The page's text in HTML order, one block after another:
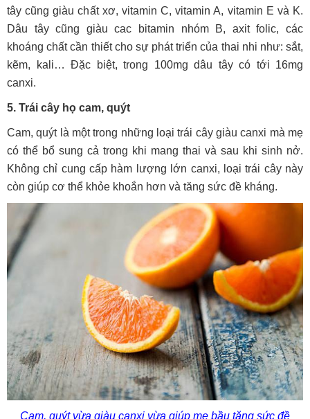
tây cũng giàu chất xơ, vitamin C, vitamin A, vitamin E và K.
Dâu tây cũng giàu cac bitamin nhóm B, axit folic, các
khoáng chất cần thiết cho sự phát triển của thai nhi như: sắt,
kẽm, kali… Đặc biệt, trong 100mg dâu tây có tới 16mg
canxi.
5. Trái cây họ cam, quýt
Cam, quýt là một trong những loại trái cây giàu canxi mà mẹ
có thể bổ sung cả trong khi mang thai và sau khi sinh nở.
Không chỉ cung cấp hàm lượng lớn canxi, loại trái cây này
còn giúp cơ thể khỏe khoắn hơn và tăng sức đề kháng.
Cam, quýt vừa giàu canxi vừa giúp mẹ bầu tăng sức đề